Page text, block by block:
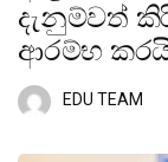
දැනුම්වත්
ආරම්භ
EDU TEAM